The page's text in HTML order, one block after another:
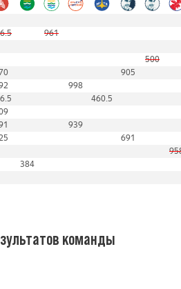
961
500
905
998
460.5
939
691
384
команды